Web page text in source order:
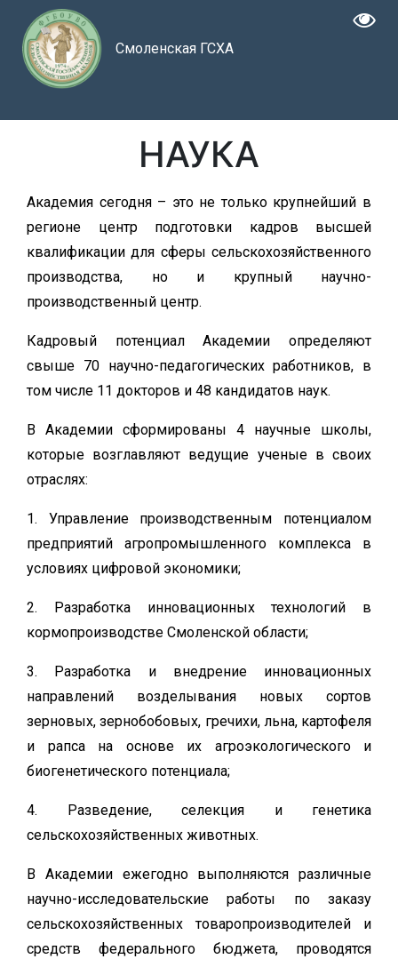
Смоленская ГСХА
НАУКА
Академия сегодня – это не только крупнейший в
регионе центр подготовки кадров высшей
квалификации для сферы сельскохозяйственного
производства, но и крупный научно-
производственный центр.
Кадровый потенциал Академии определяют
свыше 70 научно-педагогических работников, в
том числе 11 докторов и 48 кандидатов наук.
В Академии сформированы 4 научные школы,
которые возглавляют ведущие ученые в своих
отраслях:
1. Управление производственным потенциалом
предприятий агропромышленного комплекса в
условиях цифровой экономики;
2. Разработка инновационных технологий в
кормопроизводстве Смоленской области;
3. Разработка и внедрение инновационных
направлений возделывания новых сортов
зерновых, зернобобовых, гречихи, льна, картофеля
и рапса на основе их агроэкологического и
биогенетического потенциала;
4. Разведение, селекция и генетика
сельскохозяйственных животных.
В Академии ежегодно выполняются различные
научно-исследовательские работы по заказу
сельскохозяйственных товаропроизводителей и
средств федерального бюджета, проводятся